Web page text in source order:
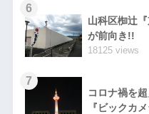
6
山科区椥辻
が前向き!!
18125 views
7
コロナ禍を
『ビックカ